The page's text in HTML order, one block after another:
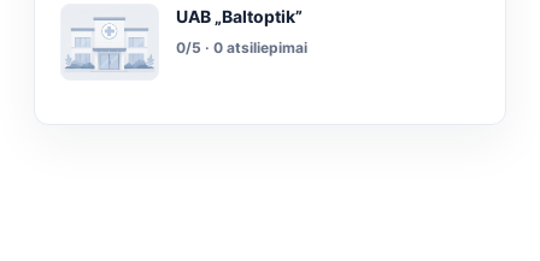
UAB „Baltoptik”
0/5 · 0 atsiliepimai